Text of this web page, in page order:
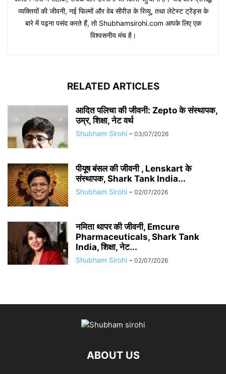
व्यक्तियों की जीवनी, नई फिल्मों और वेब सीरीज़ के रिव्यू, तथा लेटेस्ट ट्रेंड्स के
बारे में पढ़ना पसंद करते हैं, तो Shubhamsirohi.com आपके लिए एक
विश्वसनीय मंच है।
RELATED ARTICLES
आदित पलिचा की जीवनी: Zepto के संस्थापक,
उम्र, शिक्षा, नेट वर्थ
Shubham Sirohi - 03/07/2026
पीयूष बंसल की जीवनी , Lenskart के
संस्थापक, Shark Tank India...
Shubham Sirohi - 02/07/2026
नमिता थापर की जीवनी, Emcure
Pharmaceuticals, Shark Tank
India, शिक्षा, नेट...
Shubham Sirohi - 02/07/2026
ABOUT US